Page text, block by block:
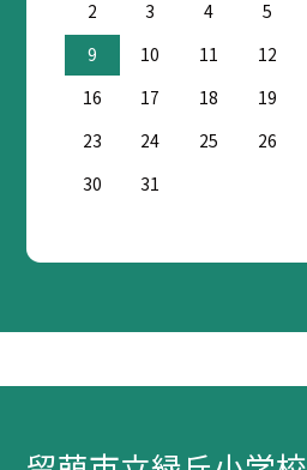
2
3 4 5
9
10 11 12
16
17 18 19
23
24 25 26
30
31